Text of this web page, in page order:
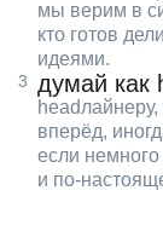
мы верим в
кто готов
идеями.
думай как
вперёд,
если
и